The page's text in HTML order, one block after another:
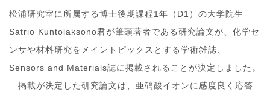
松浦研究室に所属する博士後期課程1年（D1）の大学院生
Satrio Kuntolaksono君が筆頭著者である研究論文が、化学セ
ンサや材料研究をメイントピックスとする学術雑誌、
Sensors and Materials誌に掲載されることが決定しました。
掲載が決定した研究論文は、亜硝酸イオンに感度良く応答